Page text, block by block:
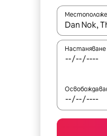
Когато
Настаняване